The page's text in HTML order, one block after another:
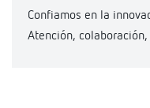
Confiamos en la
Atención,